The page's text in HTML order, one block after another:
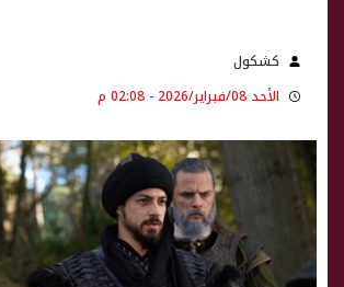
كشكول
الأحد 08/فبراير/2026 - 02:08 م